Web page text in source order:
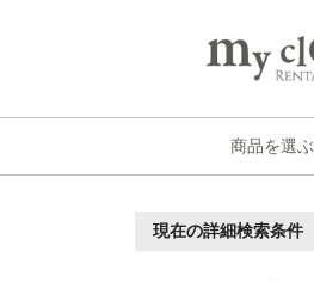
商品を選ぶ
現在の詳細検索条件